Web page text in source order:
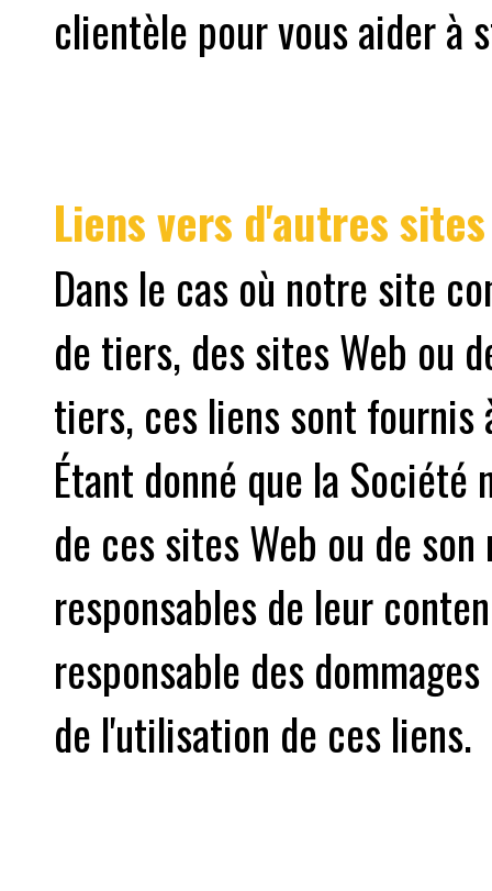
clientèle pour vous aider à
Liens vers d'autres sites
Dans le cas où notre site
de tiers, des sites Web ou
tiers, ces liens sont
Étant donné que la
de ces sites Web ou de
responsables de leur
responsable des
de l'utilisation de ces liens.